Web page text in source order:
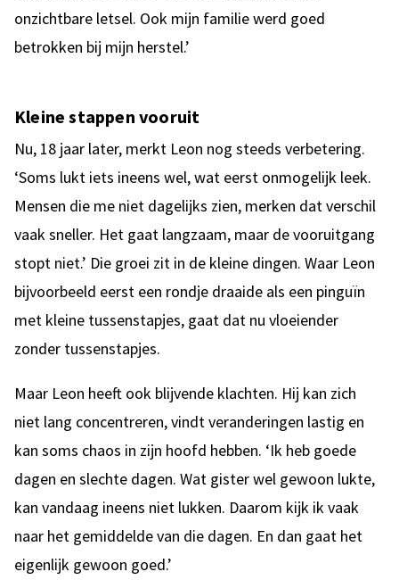
onzichtbare letsel. Ook mijn familie werd goed
betrokken bij mijn herstel.’
Kleine stappen vooruit
Nu, 18 jaar later, merkt Leon nog steeds verbetering.
‘Soms lukt iets ineens wel, wat eerst onmogelijk leek.
Mensen die me niet dagelijks zien, merken dat verschil
vaak sneller. Het gaat langzaam, maar de vooruitgang
stopt niet.’ Die groei zit in de kleine dingen. Waar Leon
bijvoorbeeld eerst een rondje draaide als een pinguïn
met kleine tussenstapjes, gaat dat nu vloeiender
zonder tussenstapjes.
Maar Leon heeft ook blijvende klachten. Hij kan zich
niet lang concentreren, vindt veranderingen lastig en
kan soms chaos in zijn hoofd hebben. ‘Ik heb goede
dagen en slechte dagen. Wat gister wel gewoon lukte,
kan vandaag ineens niet lukken. Daarom kijk ik vaak
naar het gemiddelde van die dagen. En dan gaat het
eigenlijk gewoon goed.’